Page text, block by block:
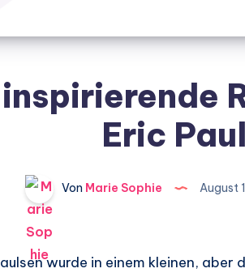
Eric
Von Marie Sophie August
wurde in einem kleinen,